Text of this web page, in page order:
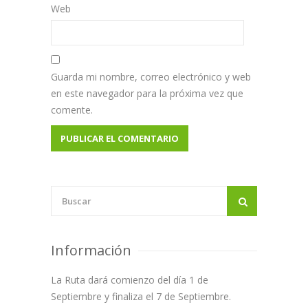
Web
Guarda mi nombre, correo electrónico y web
en este navegador para la próxima vez que
comente.
Información
La Ruta dará comienzo del día 1 de
Septiembre y finaliza el 7 de Septiembre.